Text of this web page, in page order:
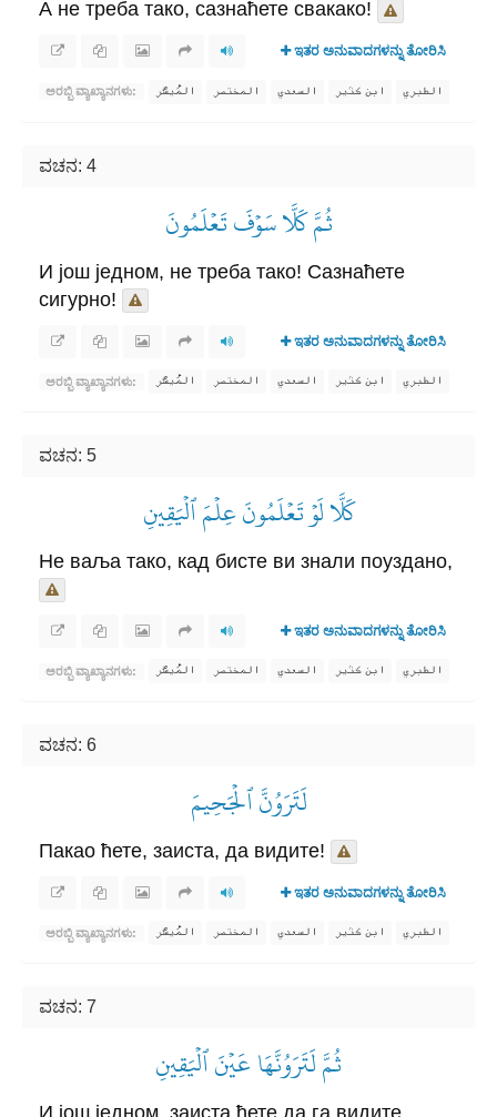
А не треба тако, сазнаћете свакако!
ಇತರ ಅನುವಾದಗಳನ್ನು ತೋರಿಸಿ
ಅರಬ್ಬಿ ವ್ಯಾಖ್ಯಾನಗಳು: المُيسَّر المختصر السعدي ابن كثير الطبري
ವಚನ: 4
ثُمَّ كَلَّا سَوۡفَ تَعۡلَمُونَ
И још једном, не треба тако! Сазнаћете
сигурно!
ಇತರ ಅನುವಾದಗಳನ್ನು ತೋರಿಸಿ
ಅರಬ್ಬಿ ವ್ಯಾಖ್ಯಾನಗಳು: المُيسَّر المختصر السعدي ابن كثير الطبري
ವಚನ: 5
كَلَّا لَوۡ تَعۡلَمُونَ عِلۡمَ ٱلۡيَقِينِ
Не ваља тако, кад бисте ви знали поуздано,
ಇತರ ಅನುವಾದಗಳನ್ನು ತೋರಿಸಿ
ಅರಬ್ಬಿ ವ್ಯಾಖ್ಯಾನಗಳು: المُيسَّر المختصر السعدي ابن كثير الطبري
ವಚನ: 6
لَتَرَوُنَّ ٱلۡجَحِيمَ
Пакао ћете, заиста, да видите!
ಇತರ ಅನುವಾದಗಳನ್ನು ತೋರಿಸಿ
ಅರಬ್ಬಿ ವ್ಯಾಖ್ಯಾನಗಳು: المُيسَّر المختصر السعدي ابن كثير الطبري
ವಚನ: 7
ثُمَّ لَتَرَوُنَّهَا عَيۡنَ ٱلۡيَقِينِ